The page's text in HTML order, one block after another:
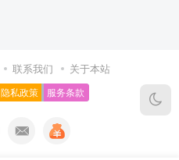
联系我们 关于本站
隐私政策 服务条款